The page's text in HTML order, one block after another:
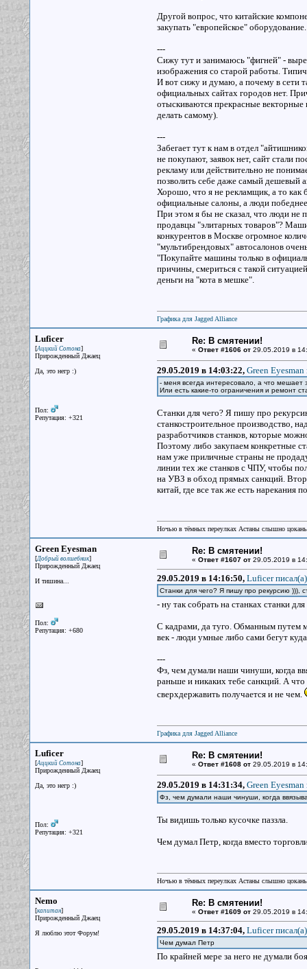
Другой вопрос, что китайские
закупать "европейское" оборудование.
---
Сижу тут и занимаюсь "фигней" -
изображения со старой работы.
И вот сижу и думаю, а почему в сети
официальных сайтах городов нет.
отыскиваются прекрасные векторные
делать самому).
---
Забегает тут к нам в отдел
не покупают, заявок нет, сайт стали
рекламу или действительно не
позволить себе даже самый дешевый
Хорошо, что я не рекламщик, а то
официальные салоны, а люди
При этом я бы не сказал, что люди
продавцы "элитарных товаров"?
конкурентов в Москве огромное
"мультибрендовых" автосалонов
"Покупайте машины только в
причины, смериться с такой
деньги на "кота в мешке".
Графика для Jagged Alliance
Luficer
[Аццкий Сотона]
Прирожденный Джаец
Да, это негр :)
Пол:
Репутация: +321
Re: В смятении!
« Ответ #1606 от29.05.2019 в
29.05.2019 в 14:03:22, Green Eyesman
- меня всегда интересовало, а что мешает
Или есть какие-то ограничения и ремонт
Станки для чего? Я пишу про
станкостроительное производство,
разработчиков станков, которые
Поэтому либо закупаем конкретные
нам уже приличные страны не
линии тех же станков с ЧПУ, чтобы
на УВЗ в обход прямых санкций.
китай, где все так же есть нарекания
Ночью в тёмных переулках Астаны слышно
Green Eyesman
[Добрый волшебник]
Прирожденный Джаец
И тишина...
Пол:
Репутация: +680
Re: В смятении!
« Ответ #1607 от29.05.2019 в
29.05.2019 в 14:16:50, Luficer писал(a)
Станки для чего? Я пишу про рекурсию ))),
- ну так собрать на станках станки
С кадрами, да туго. Обманным путем
век - люди умные либо сами бегут
---
Фз, чем думали наши чинуши, когда
раньше и никаких тебе санкций. А
сверхдержавить получается и не чем.
Графика для Jagged Alliance
Luficer
[Аццкий Сотона]
Прирожденный Джаец
Да, это негр :)
Пол:
Репутация: +321
Re: В смятении!
« Ответ #1608 от29.05.2019 в
29.05.2019 в 14:31:34, Green Eyesman
Фз, чем думали наши чинуши, когда
Ты видишь только кусочке паззла.
Чем думал Петр, когда вместо
Ночью в тёмных переулках Астаны слышно
Nemo
[капитан]
Прирожденный Джаец
Я люблю этот Форум!
Re: В смятении!
« Ответ #1609 от29.05.2019 в
29.05.2019 в 14:37:04, Luficer писал(a)
Чем думал Петр
По крайней мере за него не думали